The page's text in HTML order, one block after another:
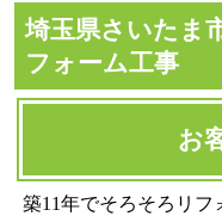
埼玉県さいた
フォーム工事
お
築11年でそろそろリ